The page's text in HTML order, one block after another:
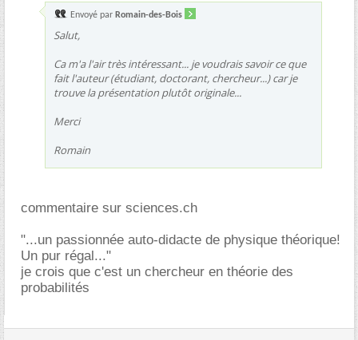
Envoyé par Romain-des-Bois
Salut,
Ca m'a l'air très intéressant... je voudrais savoir ce que
fait l'auteur (étudiant, doctorant, chercheur...) car je
trouve la présentation plutôt originale...
Merci
Romain
commentaire sur sciences.ch
"...un passionnée auto-didacte de physique théorique!
Un pur régal..."
je crois que c'est un chercheur en théorie des
probabilités